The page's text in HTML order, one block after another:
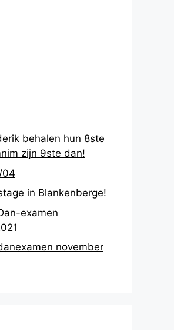
behalen hun 8ste
zijn 9ste dan!
04
in Blankenberge!
examen
november